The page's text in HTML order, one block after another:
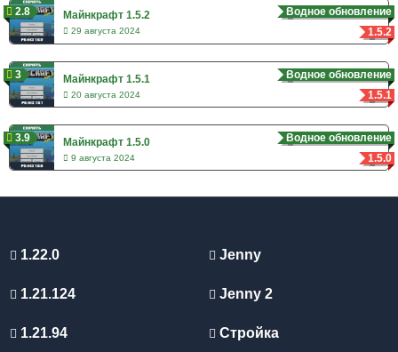
2.8
Водное обновление
1.5.2
Майнкрафт 1.5.2
29 августа 2024
3
Водное обновление
1.5.1
Майнкрафт 1.5.1
20 августа 2024
3.9
Водное обновление
1.5.0
Майнкрафт 1.5.0
9 августа 2024
1.22.0
1.21.124
1.21.94
Jenny
Jenny 2
Стройка